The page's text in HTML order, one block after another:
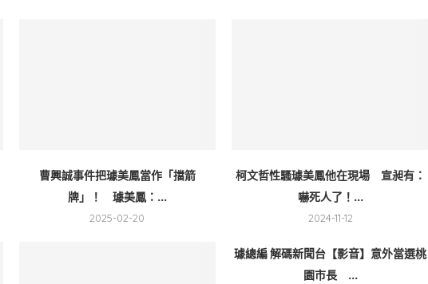
曹興誠事件把璩美鳳當作「擋箭
牌」！ 璩美鳳：...
2025-02-20
柯文哲性騷璩美鳳他在現場 宣昶有：
嚇死人了！...
2024-11-12
璩總編 解碼新聞台【影音】意外當選桃
園市長 ...